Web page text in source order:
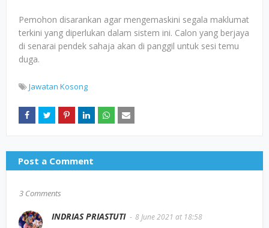
Pemohon disarankan agar mengemaskini segala maklumat
terkini yang diperlukan dalam sistem ini. Calon yang berjaya
di senarai pendek sahaja akan di panggil untuk sesi temu
duga.
Jawatan Kosong
Post a Comment
3 Comments
INDRIAS PRIASTUTI 8 June 2021 at 18:58